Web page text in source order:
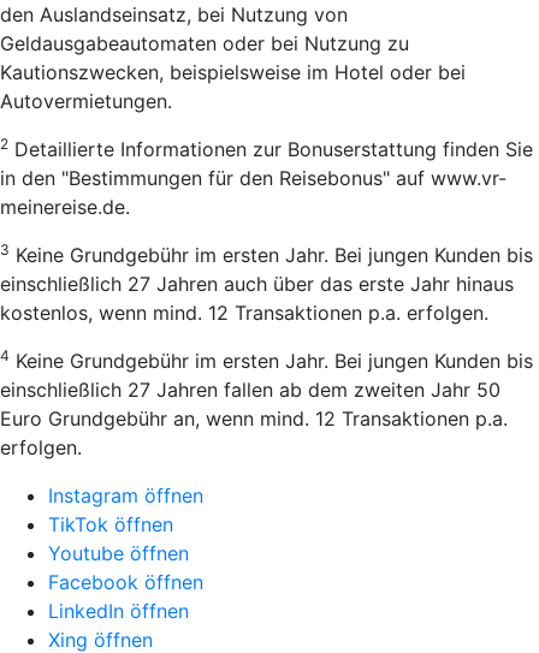
den Auslandseinsatz, bei Nutzung von
Geldausgabeautomaten oder bei Nutzung zu
Kautionszwecken, beispielsweise im Hotel oder bei
Autovermietungen.
2 Detaillierte Informationen zur Bonuserstattung finden Sie
in den "Bestimmungen für den Reisebonus" auf www.vr-
meinereise.de.
3 Keine Grundgebühr im ersten Jahr. Bei jungen Kunden bis
einschließlich 27 Jahren auch über das erste Jahr hinaus
kostenlos, wenn mind. 12 Transaktionen p.a. erfolgen.
4 Keine Grundgebühr im ersten Jahr. Bei jungen Kunden bis
einschließlich 27 Jahren fallen ab dem zweiten Jahr 50
Euro Grundgebühr an, wenn mind. 12 Transaktionen p.a.
erfolgen.
Instagram öffnen
TikTok öffnen
Youtube öffnen
Facebook öffnen
LinkedIn öffnen
Xing öffnen